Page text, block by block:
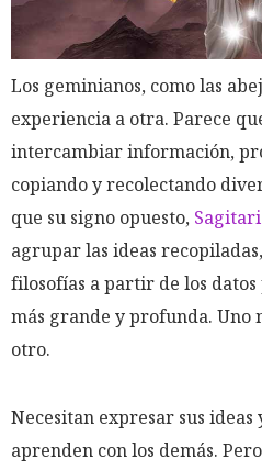
Los geminianos, como las
experiencia a otra. Parece
intercambiar información,
copiando y recolectando
que su signo opuesto,
agrupar las ideas
filosofías a partir de los
más grande y profunda. Uno
otro.
Necesitan expresar sus
aprenden con los demás.